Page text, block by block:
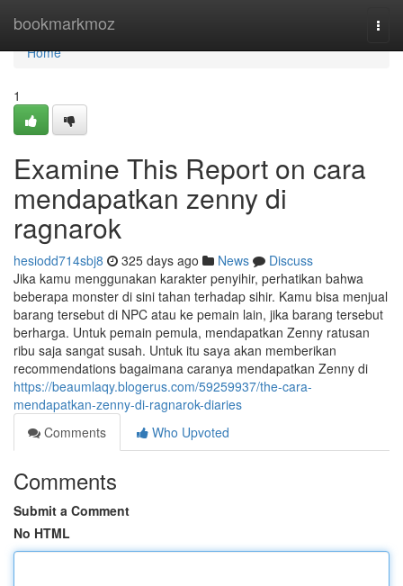
bookmarkmoz
Home
Home
1
Examine This Report on cara
mendapatkan zenny di
ragnarok
hesiodd714sbj8 325 days ago News
Discuss
Jika kamu menggunakan karakter penyihir, perhatikan bahwa
beberapa monster di sini tahan terhadap sihir. Kamu bisa menjual
barang tersebut di NPC atau ke pemain lain, jika barang tersebut
berharga. Untuk pemain pemula, mendapatkan Zenny ratusan
ribu saja sangat susah. Untuk itu saya akan memberikan
recommendations bagaimana caranya mendapatkan Zenny di
https://beaumlaqy.blogerus.com/59259937/the-cara-
mendapatkan-zenny-di-ragnarok-diaries
Comments
Who Upvoted
Comments
Submit a Comment
No HTML